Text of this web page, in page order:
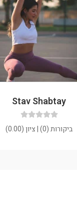
Stav Shabtay
ביקורות (0) | ציון (0.00)